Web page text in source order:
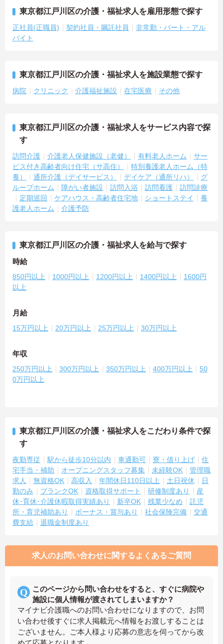
東京都江戸川区の介護・福祉求人を雇用形態で探す
正社員(正職員) 契約社員・嘱託社員
非常勤・パート・アル
バイト
東京都江戸川区の介護・福祉求人を施設業態で探す
病院 クリニック 介護福祉施設 在宅医療 その他
東京都江戸川区の介護・福祉求人をサービス内容で探
す
訪問介護 介護老人保健施設（老健） 有料老人ホーム
サー
ビス付き高齢者向け住宅（サ高住）
特別養護老人ホーム（特
養）
通所介護（デイサービス） デイケア（通所リハ）
グ
ループホーム
障がい者施設 訪問入浴 訪問看護
訪問診療
定期巡回
ケアハウス・高齢者住宅地 ショートステイ
養
護老人ホーム
介護予防
東京都江戸川区の介護・福祉求人を給与で探す
時給
850円以上 1000円以上 1200円以上 1400円以上
1600円
以上
月給
15万円以上 20万円以上 25万円以上 30万円以上
年収
250万円以上 300万円以上 350万円以上 400万円以上
50
0万円以上
東京都江戸川区の介護・福祉求人をこだわり条件で探
す
夜勤専従 駅から徒歩10分以内 車通勤可 寮・借り上げ
住
宅手当・補助
オープニングスタッフ募集 未経験OK
管理職
求人
無資格OK 高収入 年間休日110日以上 土日祝休
日
勤のみ
ブランクOK 資格取得サポート 研修制度あり
産
休･育休･介護休暇取得実績あり
新卒OK 残業少なめ
託児
所・育児補助あり
ボーナス・賞与あり 社会保険完備
交通
費支給
退職金制度あり
求人のお問い合わせに関するよくあるご質問
このページから問い合わせをすると、すぐに病院や
施設に個人情報が渡されてしまいますか？
マイナビ介護職へのお問い合わせになりますので、お問
い合わせ後すぐに求人掲載元へ情報をお渡しすることは
ございません。ご本人様より応募の意志を伺ってから改